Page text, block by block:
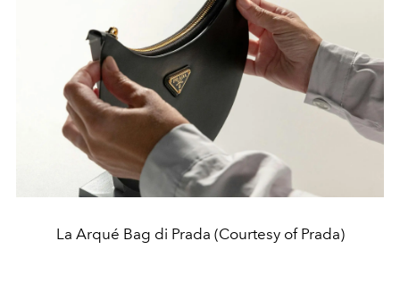
La Arqué Bag di Prada (Courtesy of Prada)